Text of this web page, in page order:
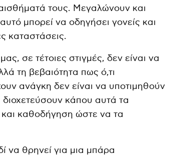
τους. Μεγαλώνουν και
μπορεί να οδηγήσει γονείς και
καταστάσεις.
σε τέτοιες στιγμές, δεν είναι να
τη βεβαιότητα πως ό,τι
ανάγκη δεν είναι να υποτιμηθούν
κάπου αυτά τα
καθοδήγηση ώστε να τα
να θρηνεί για μια μπάρα